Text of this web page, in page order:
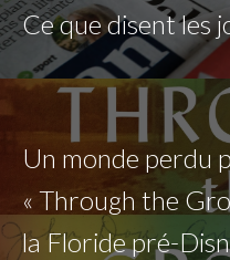
Ce que disent les
Un monde perdu
« Through the
la Floride pré-